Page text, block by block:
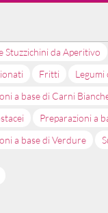
Stuzzichini da Aperitivo
Fritti Legumi
a base di Carni
Preparazioni a
a base di Verdure